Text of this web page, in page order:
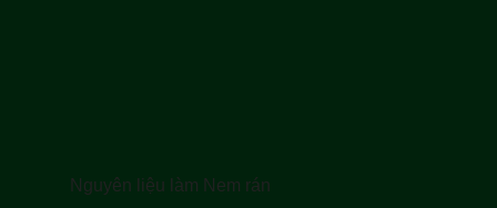
Nguyên liệu làm Nem rán